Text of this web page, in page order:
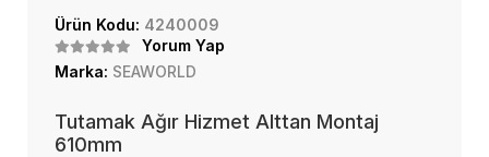
Ürün Kodu: 4240009
Yorum Yap
Marka: SEAWORLD
Tutamak Ağır Hizmet Alttan Montaj
610mm